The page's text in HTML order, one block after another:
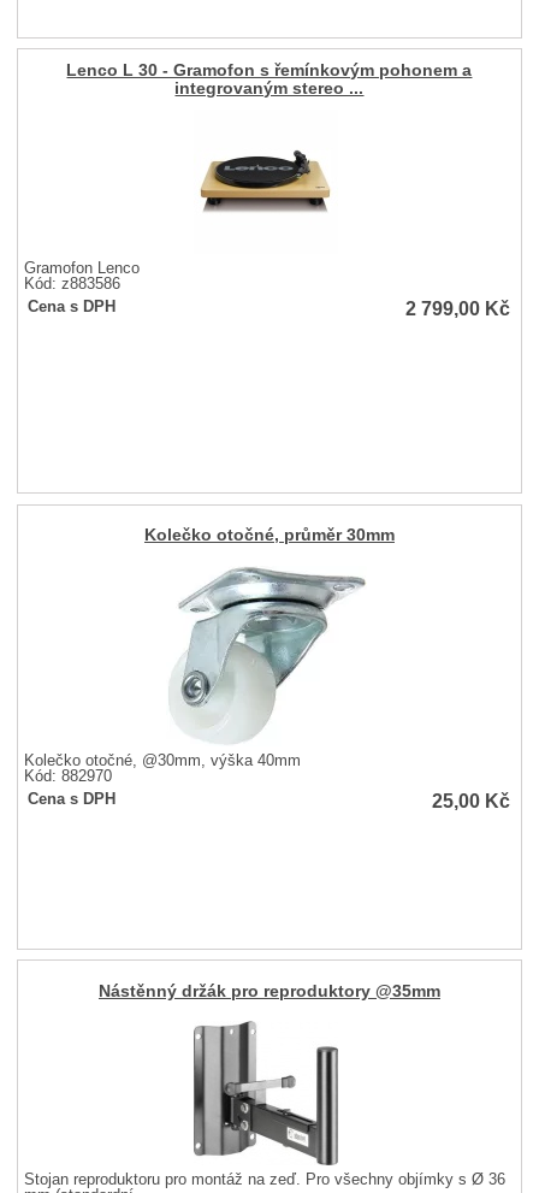
Lenco L 30 - Gramofon s řemínkovým pohonem a
integrovaným stereo ...
Gramofon Lenco
Kód: z883586
Cena s DPH
2 799,00 Kč
Kolečko otočné, průměr 30mm
Kolečko otočné, @30mm, výška 40mm
Kód: 882970
Cena s DPH
25,00 Kč
Nástěnný držák pro reproduktory @35mm
Stojan reproduktoru pro montáž na zeď. Pro všechny objímky s Ø 36